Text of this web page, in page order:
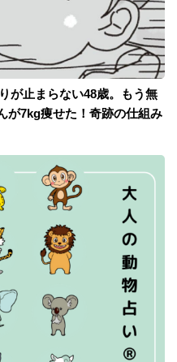
が止まらない48歳。もう無
が7kg痩せた！奇跡の仕組み